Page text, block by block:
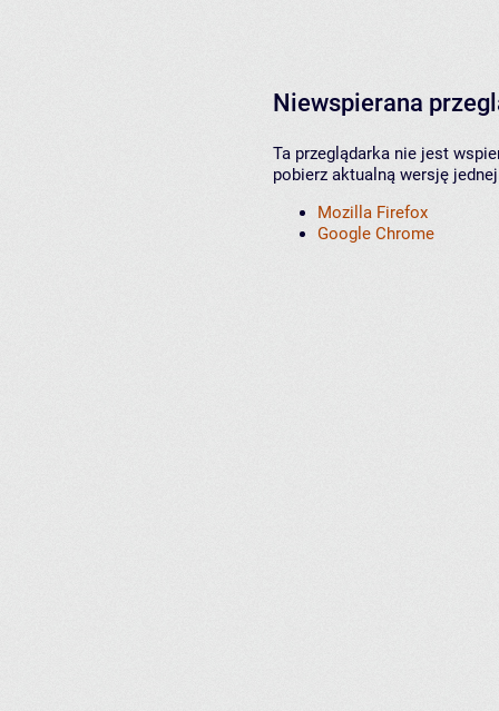
Niewspierana
Ta przeglądarka nie jest
pobierz aktualną wersję
Mozilla Firefox
Google Chrome